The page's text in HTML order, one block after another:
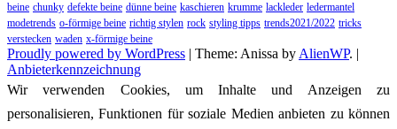
beine chunky defekte beine dünne beine kaschieren krumme lackleder ledermantel
modetrends o-förmige beine richtig stylen rock styling tipps trends2021/2022 tricks
verstecken waden x-förmige beine
Proudly powered by WordPress | Theme: Anissa byAlienWP. |
Anbieterkennzeichnung
Wir verwenden Cookies, um Inhalte und Anzeigen zu
personalisieren, Funktionen für soziale Medien anbieten zu können